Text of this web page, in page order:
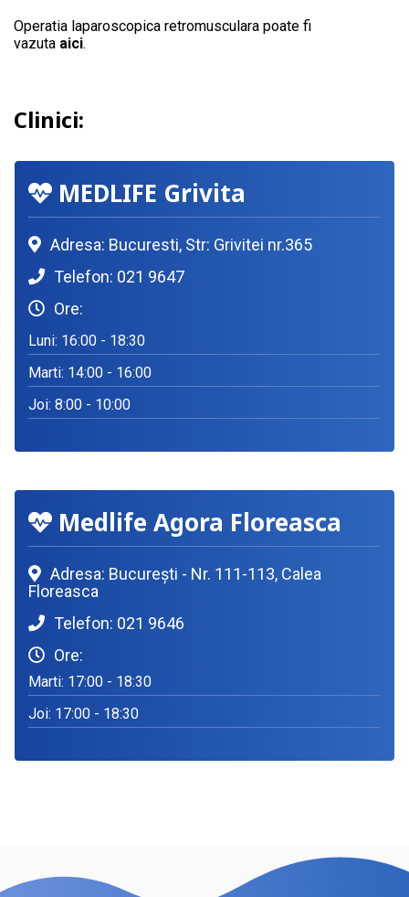
Operatia laparoscopica retromusculara poate fi
vazuta aici.
Clinici:
MEDLIFE Grivita
Adresa: Bucuresti, Str: Grivitei nr.365
Telefon: 021 9647
Ore:
Luni: 16:00 - 18:30
Marti: 14:00 - 16:00
Joi: 8:00 - 10:00
Medlife Agora Floreasca
Adresa: București - Nr. 111-113, Calea
Floreasca
Telefon: 021 9646
Ore:
Marti: 17:00 - 18:30
Joi: 17:00 - 18:30